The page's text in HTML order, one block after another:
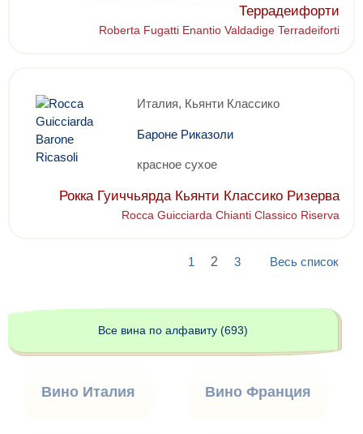
Террадеифорти
Roberta Fugatti Enantio Valdadige Terradeiforti
Италия, Кьянти Классико
Бароне Риказоли
красное сухое
Рокка Гуиччьярда Кьянти Классико Ризерва
Rocca Guicciarda Chianti Classico Riserva
1 2 3 Весь список
Все вина по алфавиту (693)
Вино Италия Вино Франция